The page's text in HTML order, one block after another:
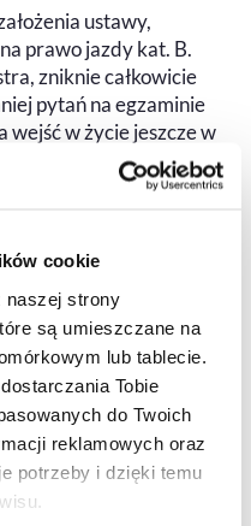
cookie
naszej strony
są umieszczane na
lub tablecie.
Tobie
do Twoich
reklamowych oraz
potrzeby i dzięki temu
ustawy,
prawo jazdy kat. B.
zniknie całkowicie
pytań na egzaminie
w życie jeszcze w